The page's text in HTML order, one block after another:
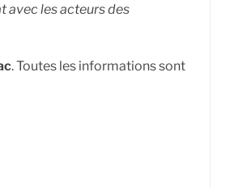
avec les acteurs des
. Toutes les informations sont